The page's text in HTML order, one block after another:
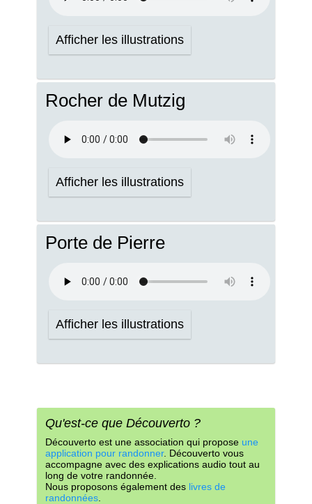
Afficher les illustrations
Rocher de Mutzig
Afficher les illustrations
Porte de Pierre
Afficher les illustrations
Qu'est-ce que Découverto ?
Découverto est une association qui propose une
application pour randonner. Découverto vous
accompagne avec des explications audio tout au
long de votre randonnée.
Nous proposons également des livres de
randonnées